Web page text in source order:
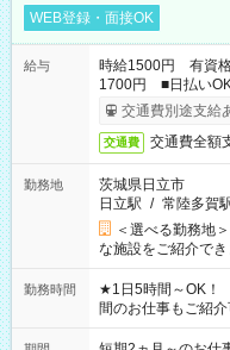
WEB登録・面接OK
給与
時給1500円 有資
1700円 ■日払い
交通費別途支給
交通費 交通費全額
勤務地
茨城県日立市
日立駅 / 常陸多賀
＜選べる勤務地
な施設をご紹介でき
勤務時間
★1日5時間～OK！
間のお仕事もご紹
家庭の都合でお休
※週最低15時間以